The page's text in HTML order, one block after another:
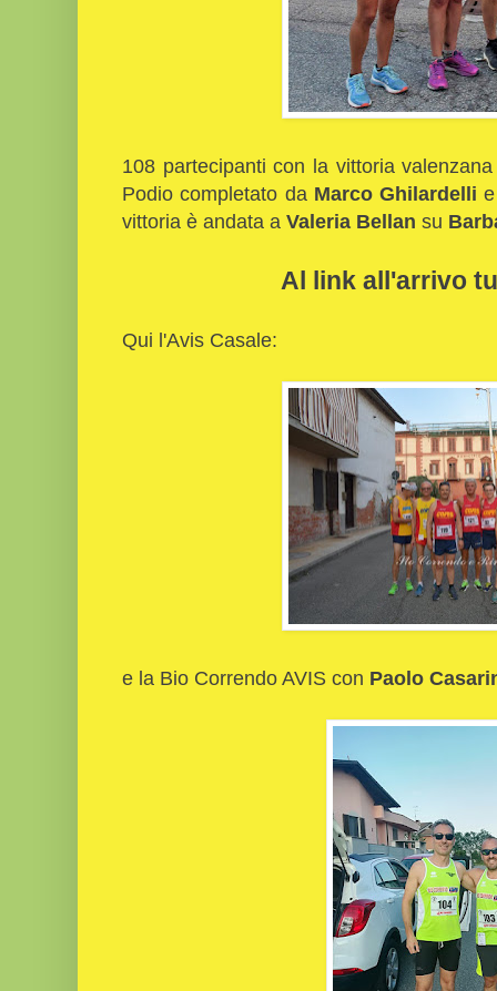
108 partecipanti con la vittoria
Podio completato da Marco Ghilardelli
vittoria è andata a Valeria Bellan su
Al link all'arrivo
Qui l'Avis Casale:
e la Bio Correndo AVIS con Paolo